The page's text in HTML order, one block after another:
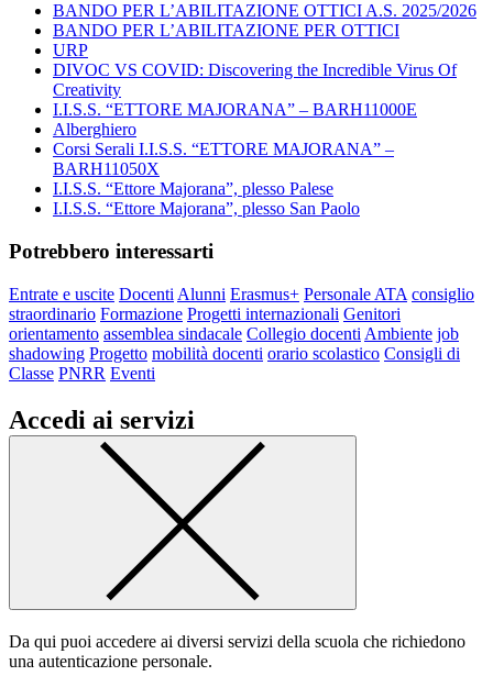
BANDO PER L’ABILITAZIONE OTTICI A.S. 2025/2026
BANDO PER L’ABILITAZIONE PER OTTICI
URP
DIVOC VS COVID: Discovering the Incredible Virus Of
Creativity
I.I.S.S. “ETTORE MAJORANA” – BARH11000E
Alberghiero
Corsi Serali I.I.S.S. “ETTORE MAJORANA” –
BARH11050X
I.I.S.S. “Ettore Majorana”, plesso Palese
I.I.S.S. “Ettore Majorana”, plesso San Paolo
Potrebbero interessarti
Entrate e uscite Docenti Alunni Erasmus+ Personale ATA consiglio
straordinario Formazione Progetti internazionali Genitori
orientamento assemblea sindacale Collegio docenti Ambiente job
shadowing Progetto mobilità docenti orario scolastico Consigli di
Classe PNRR Eventi
Accedi ai servizi
Da qui puoi accedere ai diversi servizi della scuola che richiedono
una autenticazione personale.